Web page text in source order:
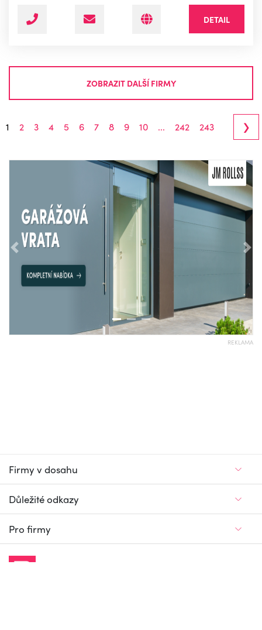
DETAIL
ZOBRAZIT DALŠÍ FIRMY
1 2 3 4 5 6 7 8 9 10 ... 242 243 ›
Předchozí
REKLAMA
Firmy v dosahu
Důležité odkazy
Pro firmy